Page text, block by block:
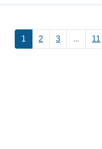
1 2 3 ... 11